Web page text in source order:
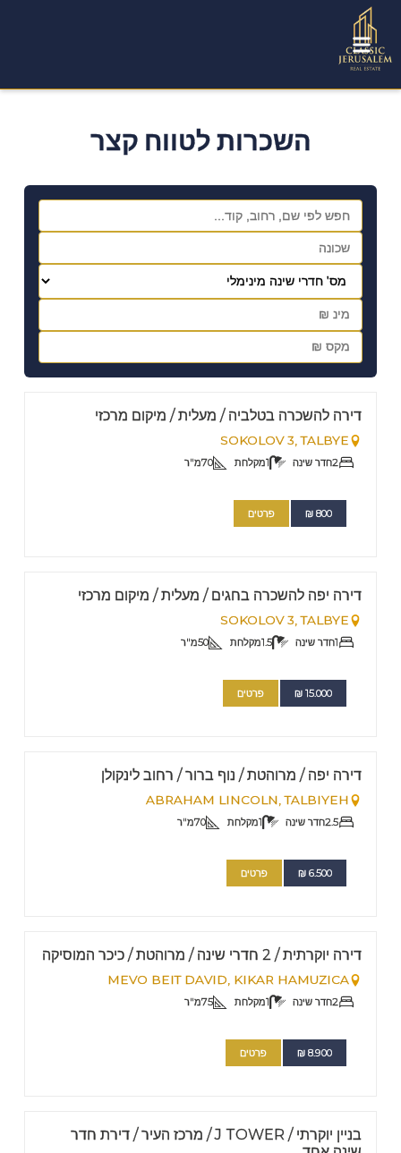
השכרות לטווח קצר
Nº46
FOR RENT | PESACH AND SUCCOT RENTALS
דירה להשכרה בטלביה / מעלית / מיקום מרכזי
SOKOLOV 3,TALBYE
2חדר שינה 1מקלחת 70מ"ר
800
₪ פרטים
Nº45
דירה יפה להשכרה בחגים / מעלית / מיקום מרכזי
SOKOLOV 3,TALBYE
1חדר שינה 1.5מקלחת 50מ"ר
15.000
₪ פרטים
Nº30
דירה יפה / מרוהטת / נוף ברור / רחוב לינקולן
ABRAHAM LINCOLN,TALBIYEH
2.5חדר שינה 1מקלחת 70מ"ר
6.500
₪ פרטים
Nº28
דירה יוקרתית / 2 חדרי שינה / מרוהטת / כיכר המוסיקה
MEVO BEIT DAVID, KIKAR HAMUZICA
2חדר שינה 1מקלחת 75מ"ר
8.900
₪ פרטים
Nº16
בניין יוקרתי / J TOWER / מרכז העיר / דירת חדר